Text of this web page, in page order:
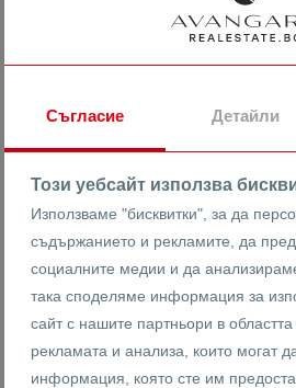
РАЗШИРЕНО
Етаж
Съгласие Детайли
Този уебсайт използва
Използваме "бисквитки", за да
съдържанието и рекламите, да
социалните медии и да
така споделяме информация за
сайт с нашите партньори в
рекламата и анализа, които могат
информация, която сте им